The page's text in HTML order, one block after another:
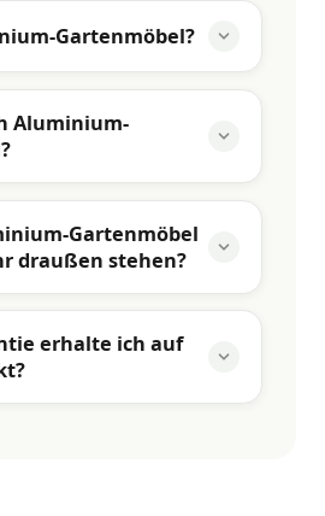
Gartenmöbel?
Aluminium-
Gartenmöbel
draußen stehen?
erhalte ich auf